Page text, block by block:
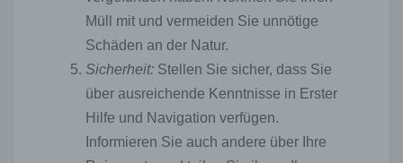
Müll mit und vermeiden Sie unnötige
Schäden an der Natur.
Sicherheit: Stellen Sie sicher, dass Sie
über ausreichende Kenntnisse in Erster
Hilfe und Navigation verfügen.
Informieren Sie auch andere über Ihre
und die Datensicherheit in unserem Unternehmen
zu erhöhen, um letztlich ein optimales
Schutzniveau für die von uns verarbeiteten
anonymen Daten der Server-Logfiles werden
getrennt von allen durch eine betroffene Person
angegebenen personenbezogenen Daten